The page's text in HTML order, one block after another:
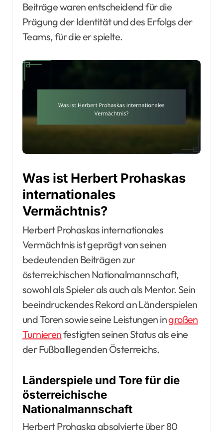
Beiträge waren entscheidend für die
Prägung der Identität und des Erfolgs der
Teams, für die er spielte.
Was ist Herbert Prohaskas
internationales
Vermächtnis?
Herbert Prohaskas internationales
Vermächtnis ist geprägt von seinen
bedeutenden Beiträgen zur
österreichischen Nationalmannschaft,
sowohl als Spieler als auch als Mentor. Sein
beeindruckendes Rekord an Länderspielen
und Toren sowie seine Leistungen ingroßen
Turnierenfestigten seinen Status als eine
der Fußballlegenden Österreichs.
Länderspiele und Tore für die
österreichische
Nationalmannschaft
Herbert Prohaska absolvierte über 80